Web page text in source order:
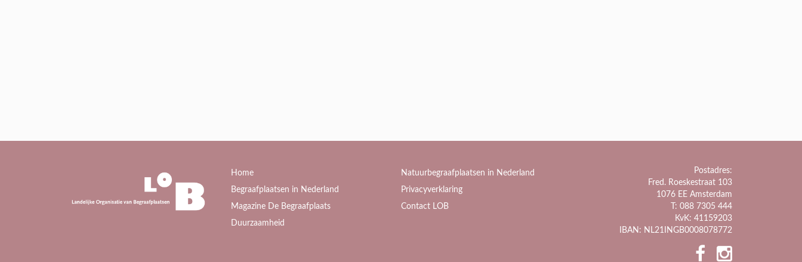
Home
Begraafplaatsen in Nederland
Magazine De Begraafplaats
Duurzaamheid
Natuurbegraafplaatsen in Nederland
Privacyverklaring
Contact LOB
Postadres:
Fred. Roeskestraat 103
1076 EE Amsterdam
T: 088 7305 444
KvK: 41159203
IBAN: NL21INGB0008078772